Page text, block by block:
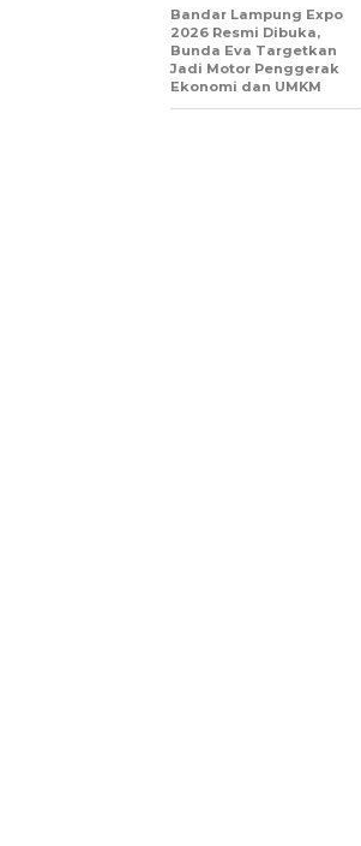
Bandar Lampung Expo
2026 Resmi Dibuka,
Bunda Eva Targetkan
Jadi Motor Penggerak
Ekonomi dan UMKM